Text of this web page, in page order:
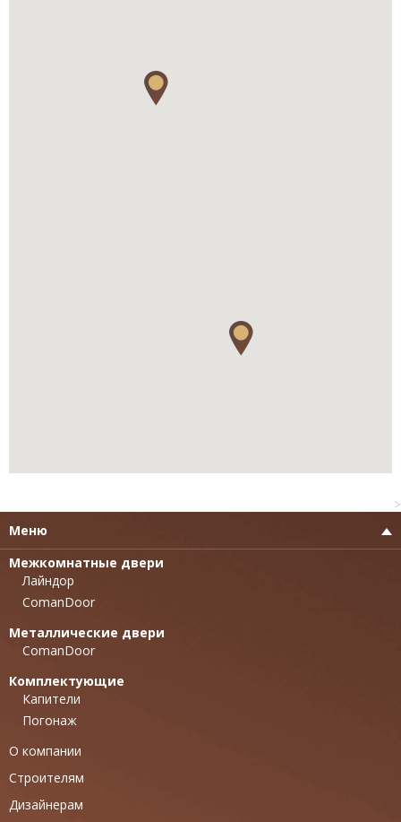
>
Меню
Межкомнатные двери
Лайндор
ComanDoor
Металлические двери
ComanDoor
Комплектующие
Капители
Погонаж
О компании
Строителям
Дизайнерам